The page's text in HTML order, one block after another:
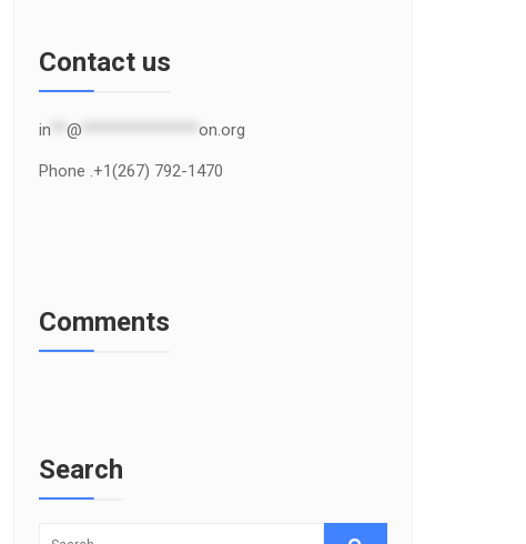
Contact us
in @ on.org
Phone .+1(267) 792-1470
Comments
Search